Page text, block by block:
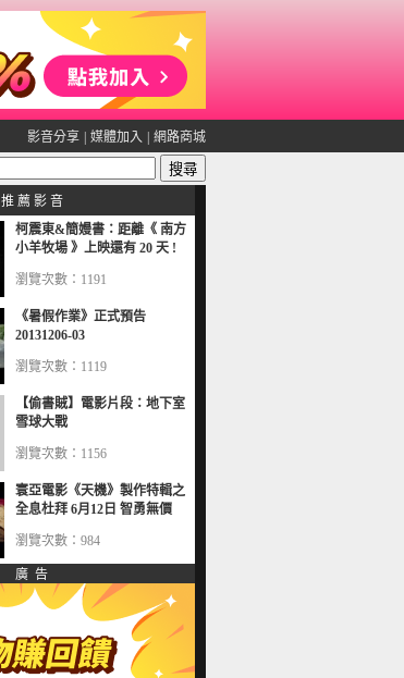
影音分享 媒體加入 網路商城
推 薦 影 音
柯震東&簡嫚書：距離《 南方
小羊牧場 》上映還有 20 天 !
瀏覽次數：1191
《暑假作業》正式預告
20131206-03
瀏覽次數：1119
【偷書賊】電影片段：地下室
雪球大戰
瀏覽次數：1156
寰亞電影《天機》製作特輯之
全息杜拜 6月12日 智勇無價
瀏覽次數：984
廣 告